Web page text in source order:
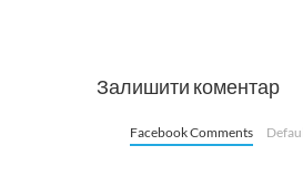
Залишити коментар
Facebook Comments